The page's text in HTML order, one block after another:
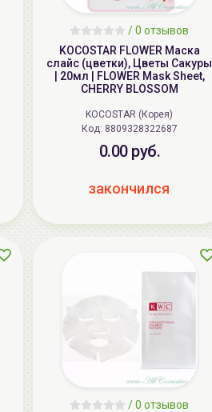
/0 отзывов
KOCOSTAR FLOWER Маска
слайс (цветки), Цветы Сакуры
| 20мл | FLOWER Mask Sheet,
CHERRY BLOSSOM
KOCOSTAR (Корея)
Код: 8809328322687
0.00 руб.
закончился
/0 отзывов